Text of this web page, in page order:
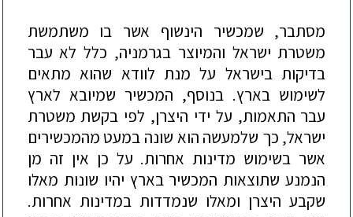
מסתבר, שמכשיר הינשוף אשר בו משתמשת
משטרת ישראל והמיוצר בגרמניה, כלל לא עבר
בדיקות בישראל על מנת לוודא שהוא מתאים
לשימוש בארץ. בנוסף, המכשיר שמיובא לארץ
עבר התאמות, על ידי היצרן, לפי בקשת משטרת
ישראל, כך שלמעשה הוא שונה במעט מהמכשירים
אשר בשימוש מדינות אחרות. על כן אין זה מן
הנמנע שתוצאות המכשיר בארץ יהיו שונות מאלו
שקבע היצרן ומאלו שנמדדות במדינות אחרות.